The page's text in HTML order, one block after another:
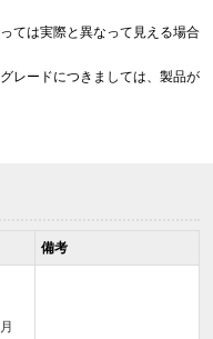
ては実際と異なって見える場合
レードにつきましては、製品が
備考